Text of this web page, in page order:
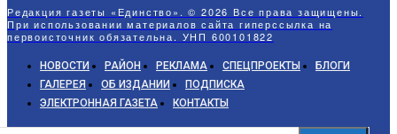
Редакция газеты «Единство». © 2026 Все права защищены.
При использовании материалов сайта гиперссылка на
первоисточник обязательна. УНП 600101822
НОВОСТИ РАЙОН РЕКЛАМА СПЕЦПРОЕКТЫ
БЛОГИ
ГАЛЕРЕЯ
ОБ ИЗДАНИИ
ПОДПИСКА
ЭЛЕКТРОННАЯ ГАЗЕТА
КОНТАКТЫ